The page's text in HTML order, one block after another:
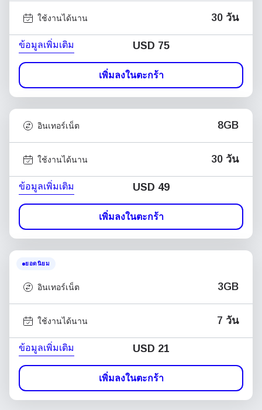
ใช้งานได้นาน 30 วัน
ข้อมูลเพิ่มเติม USD 75
เพิ่มลงในตะกร้า
อินเทอร์เน็ต 8GB
ใช้งานได้นาน 30 วัน
ข้อมูลเพิ่มเติม USD 49
เพิ่มลงในตะกร้า
ยอดนิยม
อินเทอร์เน็ต 3GB
ใช้งานได้นาน 7 วัน
ข้อมูลเพิ่มเติม USD 21
เพิ่มลงในตะกร้า